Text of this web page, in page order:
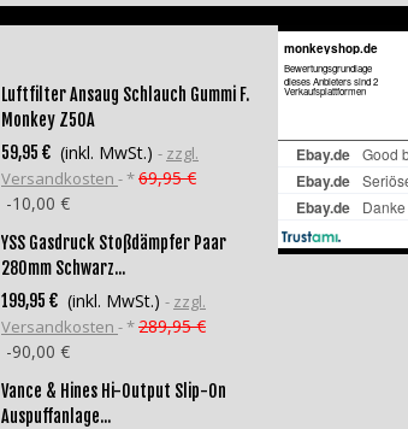
Luftfilter Ansaug Schlauch Gummi F.
Monkey Z50A
59,95 € (inkl. MwSt.)
zzgl.
Versandkosten
*69,95 €
-10,00 €
YSS Gasdruck Stoßdämpfer Paar
280mm Schwarz...
199,95 € (inkl. MwSt.)
zzgl.
Versandkosten
*289,95 €
-90,00 €
Vance & Hines Hi-Output Slip-On
Auspuffanlage...